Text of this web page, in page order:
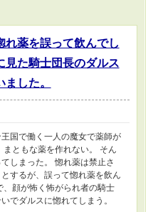
れ薬を誤って飲んでし
見た騎士団長のダルス
した。
国で働く一人の魔女で薬師が
ともな薬を作れない。 そん
しまった。 惚れ薬は禁止さ
するが、誤って惚れ薬を飲ん
顔が怖く怖がられ者の騎士
でダルスに惚れてしまう。